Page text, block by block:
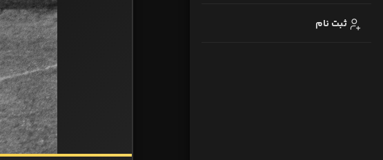
ثبت نام